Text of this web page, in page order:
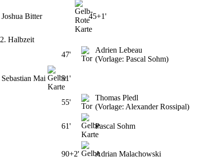
Joshua Bitter 45+1'
2. Halbzeit
47'
Adrien Lebeau
(Vorlage: Pascal Sohm)
Sebastian Mai 51'
55'
Thomas Pledl
(Vorlage: Alexander Rossipal)
61' Pascal Sohm
90+2' Adrian Malachowski